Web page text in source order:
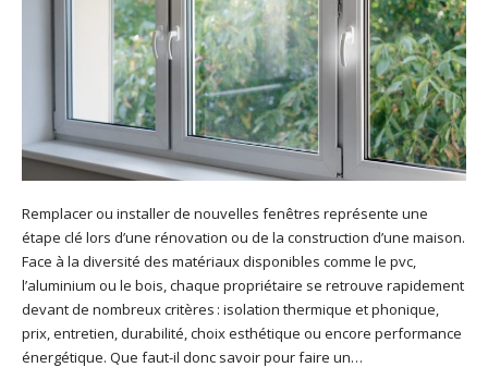
Remplacer ou installer de nouvelles fenêtres représente une
étape clé lors d’une rénovation ou de la construction d’une maison.
Face à la diversité des matériaux disponibles comme le pvc,
l’aluminium ou le bois, chaque propriétaire se retrouve rapidement
devant de nombreux critères : isolation thermique et phonique,
prix, entretien, durabilité, choix esthétique ou encore performance
énergétique. Que faut-il donc savoir pour faire un…